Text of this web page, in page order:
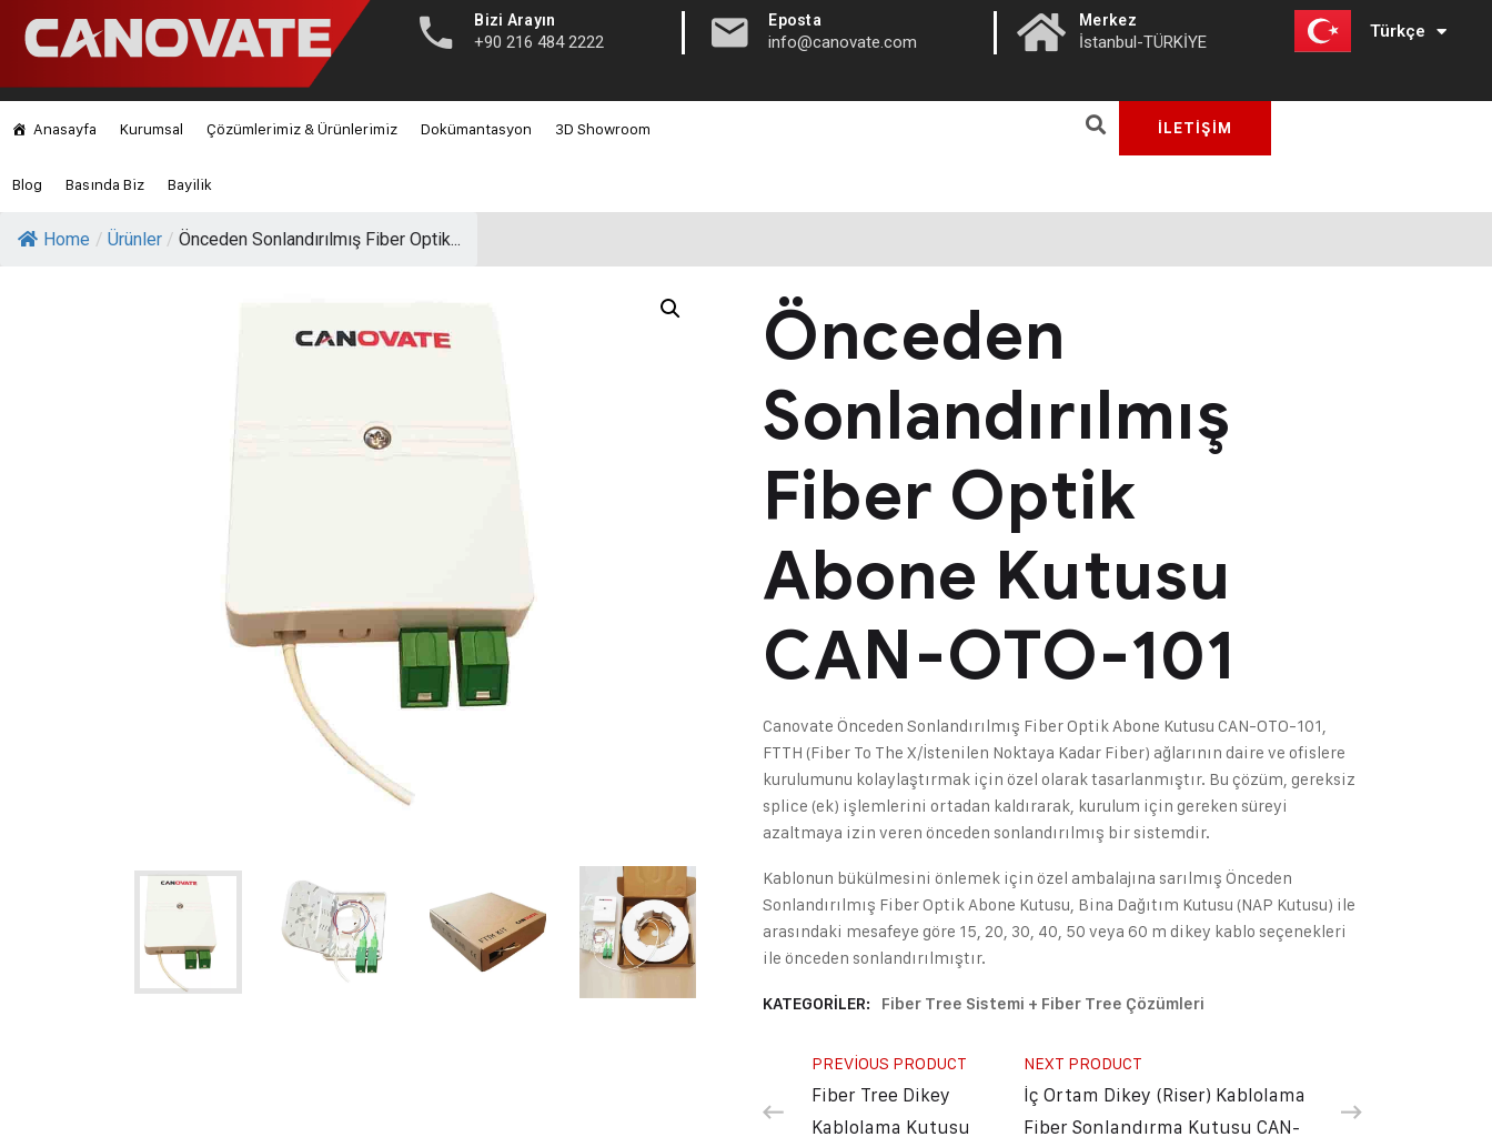
Bizi Arayın
+90 216 484 2222 | Eposta
info@canovate.com | Merkez
İstanbul-TÜRKİYE
Türkçe
English
Anasayfa Kurumsal Çözümlerimiz & Ürünlerimiz Dokümantasyon 3D Showroom
Blog Basında Biz Bayilik
İLETİŞİM
Home / Ürünler / Önceden Sonlandırılmış Fiber Optik...
Önceden
Sonlandırılmış
Fiber Optik
Abone Kutusu
CAN-OTO-101
Canovate Önceden Sonlandırılmış Fiber Optik Abone Kutusu CAN-OTO-101,
FTTH (Fiber To The X/İstenilen Noktaya Kadar Fiber) ağlarının daire ve ofislere
kurulumunu kolaylaştırmak için özel olarak tasarlanmıştır. Bu çözüm, gereksiz
splice (ek) işlemlerini ortadan kaldırarak, kurulum için gereken süreyi
azaltmaya izin veren önceden sonlandırılmış bir sistemdir.
Kablonun bükülmesini önlemek için özel ambalajına sarılmış Önceden
Sonlandırılmış Fiber Optik Abone Kutusu, Bina Dağıtım Kutusu (NAP Kutusu) ile
arasındaki mesafeye göre 15, 20, 30, 40, 50 veya 60 m dikey kablo seçenekleri
ile önceden sonlandırılmıştır.
KATEGORILER: Fiber Tree Sistemi + Fiber Tree Çözümleri
PREVIOUS PRODUCT
Fiber Tree Dikey
Kablolama Kutusu
NEXT PRODUCT
İç Ortam Dikey (Riser) Kablolama
Fiber Sonlandırma Kutusu CAN-